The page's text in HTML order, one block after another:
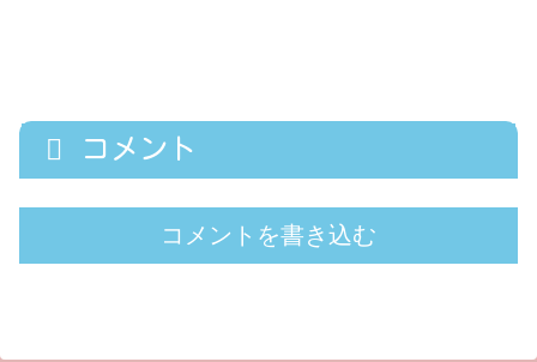
コメント
コメントを書き込む